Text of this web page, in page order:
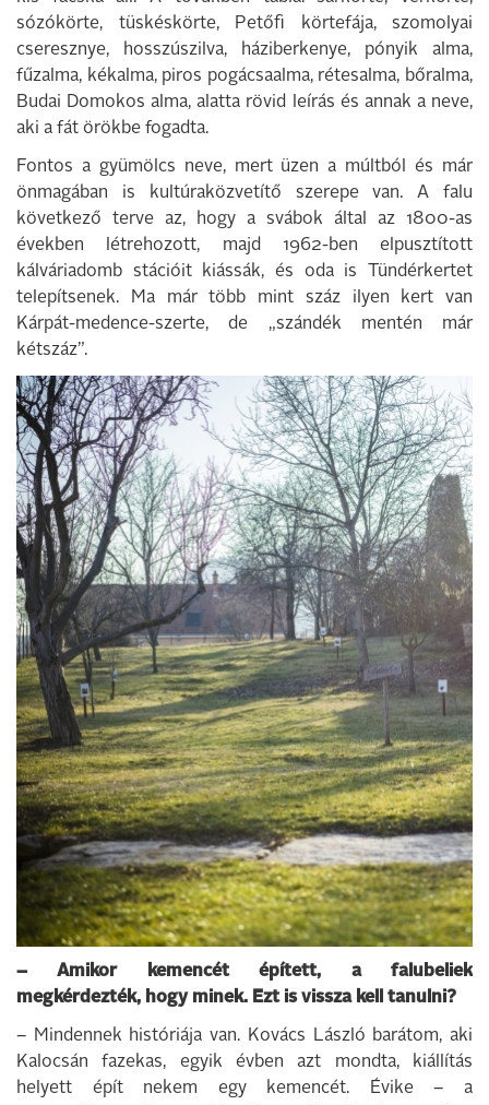
sózókörte, tüskéskörte, Petőfi körtefája, szomolyai
cseresznye, hosszúszilva, háziberkenye, pónyik alma,
fűzalma, kékalma, piros pogácsaalma, rétesalma, bőralma,
Budai Domokos alma, alatta rövid leírás és annak a neve,
aki a fát örökbe fogadta.
Fontos a gyümölcs neve, mert üzen a múltból és már
önmagában is kultúraközvetítő szerepe van. A falu
következő terve az, hogy a svábok által az 1800-as
években létrehozott, majd 1962-ben elpusztított
kálváriadomb stációit kiássák, és oda is Tündérkertet
telepítsenek. Ma már több mint száz ilyen kert van
Kárpát-medence-szerte, de „szándék mentén már
kétszáz”.
– Amikor kemencét épített, a falubeliek
megkérdezték, hogy minek. Ezt is vissza kell tanulni?
– Mindennek históriája van. Kovács László barátom, aki
Kalocsán fazekas, egyik évben azt mondta, kiállítás
helyett épít nekem egy kemencét. Évike – a